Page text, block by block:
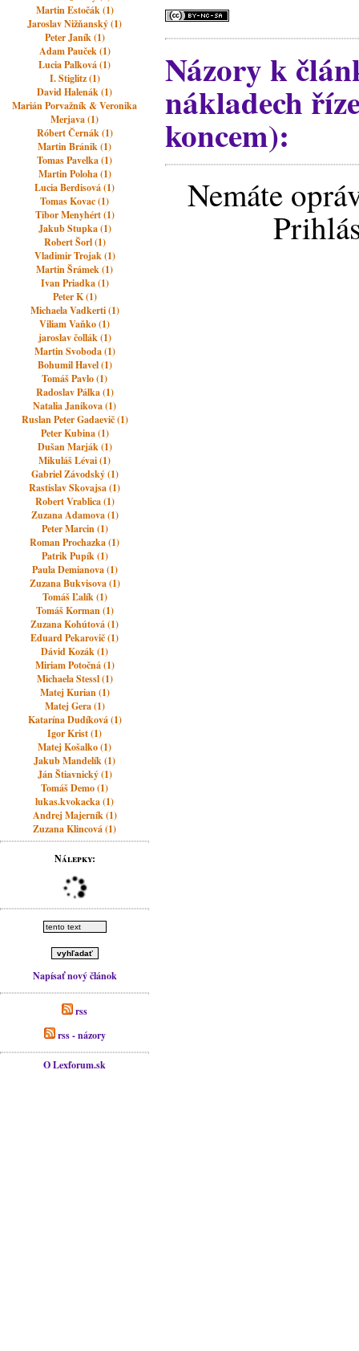
Martin Estočák (1)
Jaroslav Nižňanský (1)
Peter Janík (1)
Adam Pauček (1)
Lucia Palková (1)
I. Stiglitz (1)
David Halenák (1)
Marián Porvažník & Veronika
Merjava (1)
Róbert Černák (1)
Martin Bránik (1)
Tomas Pavelka (1)
Martin Poloha (1)
Lucia Berdisová (1)
Tomas Kovac (1)
Tibor Menyhért (1)
Jakub Stupka (1)
Robert Šorl (1)
Vladimir Trojak (1)
Martin Šrámek (1)
Ivan Priadka (1)
Peter K (1)
Michaela Vadkerti (1)
Viliam Vaňko (1)
jaroslav čollák (1)
Martin Svoboda (1)
Bohumil Havel (1)
Tomáš Pavlo (1)
Radoslav Pálka (1)
Natalia Janikova (1)
Ruslan Peter Gadaevič (1)
Peter Kubina (1)
Dušan Marják (1)
Mikuláš Lévai (1)
Gabriel Závodský (1)
Rastislav Skovajsa (1)
Robert Vrablica (1)
Zuzana Adamova (1)
Peter Marcin (1)
Roman Prochazka (1)
Patrik Pupík (1)
Paula Demianova (1)
Zuzana Bukvisova (1)
Tomáš Ľalík (1)
Tomáš Korman (1)
Zuzana Kohútová (1)
Eduard Pekarovič (1)
Dávid Kozák (1)
Miriam Potočná (1)
Michaela Stessl (1)
Matej Kurian (1)
Matej Gera (1)
Katarína Dudíková (1)
Igor Krist (1)
Matej Košalko (1)
Jakub Mandelík (1)
Ján Štiavnický (1)
Tomáš Demo (1)
lukas.kvokacka (1)
Andrej Majerník (1)
Zuzana Klincová (1)
Nálepky:
Napísať nový článok
rss
rss - názory
O Lexforum.sk
Názory k
nákladech
koncem):
Nemáte